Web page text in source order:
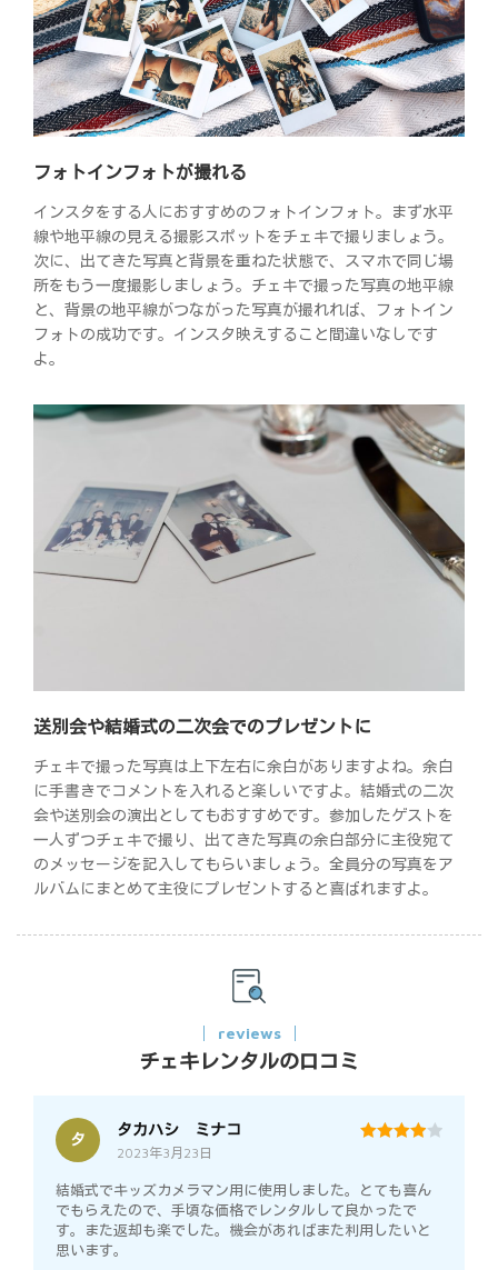
フォトインフォトが撮れる
インスタをする人におすすめのフォトインフォト。まず水平
線や地平線の見える撮影スポットをチェキで撮りましょう。
次に、出てきた写真と背景を重ねた状態で、スマホで同じ場
所をもう一度撮影しましょう。チェキで撮った写真の地平線
と、背景の地平線がつながった写真が撮れれば、フォトイン
フォトの成功です。インスタ映えすること間違いなしです
よ。
送別会や結婚式の二次会でのプレゼントに
チェキで撮った写真は上下左右に余白がありますよね。余白
に手書きでコメントを入れると楽しいですよ。結婚式の二次
会や送別会の演出としてもおすすめです。参加したゲストを
一人ずつチェキで撮り、出てきた写真の余白部分に主役宛て
のメッセージを記入してもらいましょう。全員分の写真をア
ルバムにまとめて主役にプレゼントすると喜ばれますよ。
reviews
チェキレンタルの口コミ
タ
タカハシ ミナコ
2023年3月23日
結婚式でキッズカメラマン用に使用しました。とても喜ん
でもらえたので、手頃な価格でレンタルして良かったで
す。また返却も楽でした。機会があればまた利用したいと
思います。